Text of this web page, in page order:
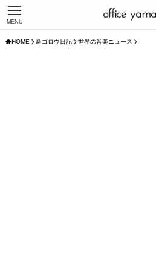
MENU
HOME 新ゴロウ日記 世界の音楽ニュース